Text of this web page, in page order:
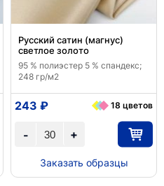
Русский сатин (магнус)
светлое золото
95 % полиэстер 5 % спандекс;
248 гр/м2
+
-
243 ₽ 18 цветов
Заказать образцы